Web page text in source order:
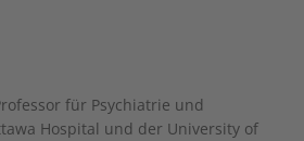
für Psychiatrie und
Hospital und der University of